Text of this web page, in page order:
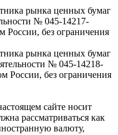
рынка ценных бумаг
№ 045-14217-
России, без ограничения
рынка ценных бумаг
№ 045-14218-
России, без ограничения
сайте носит
рассматриваться как
валюту,